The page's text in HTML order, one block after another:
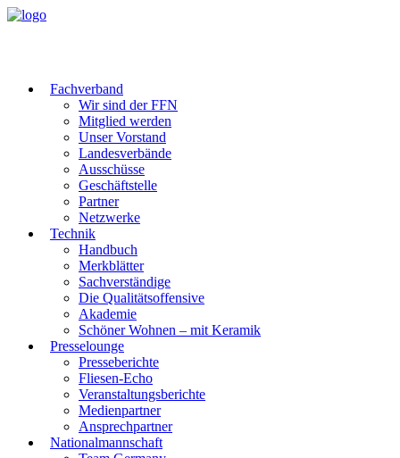
Fachverband
Wir sind der FFN
Mitglied werden
Unser Vorstand
Landesverbände
Ausschüsse
Geschäftstelle
Partner
Netzwerke
Technik
Handbuch
Merkblätter
Sachverständige
Die Qualitätsoffensive
Akademie
Schöner Wohnen – mit Keramik
Presselounge
Presseberichte
Fliesen-Echo
Veranstaltungsberichte
Medienpartner
Ansprechpartner
Nationalmannschaft